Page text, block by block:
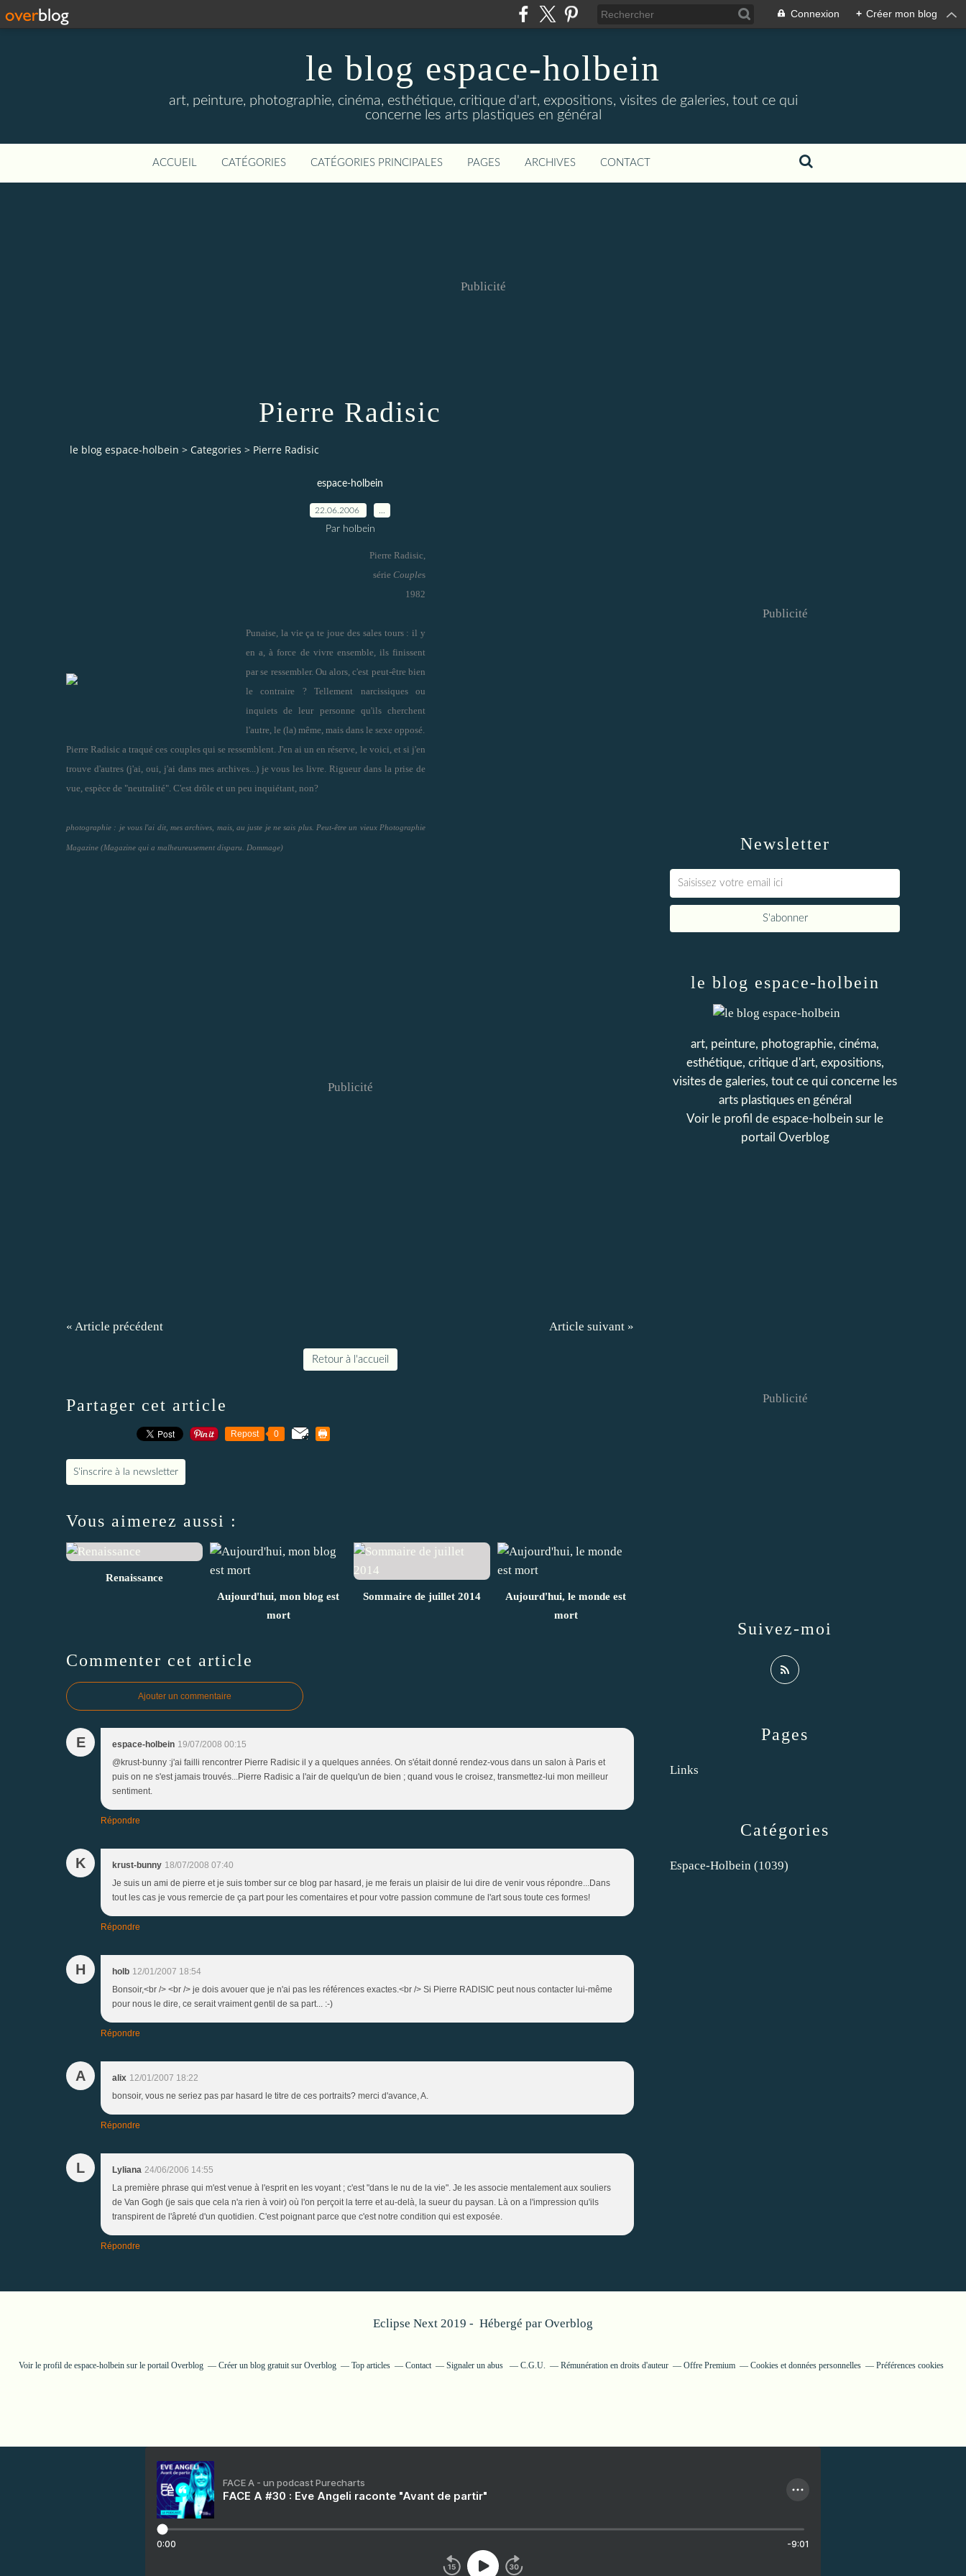
Connexion + Créer mon blog
le blog espace-holbein
art, peinture, photographie, cinéma, esthétique, critique d'art, expositions, visites de galeries, tout ce qui
concerne les arts plastiques en général
ACCUEIL CATÉGORIES CATÉGORIES PRINCIPALES PAGES ARCHIVES CONTACT
Publicité
Pierre Radisic
le blog espace-holbein > Categories > Pierre Radisic
espace-holbein
22.06.2006
Par holbein
Pierre Radisic,
série Couples
1982
Punaise, la vie ça te joue des sales tours : il y
en a, à force de vivre ensemble, ils finissent
par se ressembler. Ou alors, c'est peut-être bien
le contraire ? Tellement narcissiques ou
inquiets de leur personne qu'ils cherchent
l'autre, le (la) même, mais dans le sexe opposé.
Pierre Radisic a traqué ces couples qui se ressemblent. J'en ai un en réserve, le voici, et si j'en
trouve d'autres (j'ai, oui, j'ai dans mes archives...) je vous les livre. Rigueur dans la prise de
vue, espèce de "neutralité". C'est drôle et un peu inquiétant, non?
photographie : je vous l'ai dit, mes archives, mais, au juste je ne sais plus. Peut-être un vieux Photographie
Magazine (Magazine qui a malheureusement disparu. Dommage)
Publicité
« Article précédent Article suivant »
Retour à l'accueil
Partager cet article
Repost 0
S'inscrire à la newsletter
Vous aimerez aussi :
Renaissance
Aujourd'hui, mon blog est
mort
Sommaire de juillet 2014
Aujourd'hui, le monde est
mort
Commenter cet article
Ajouter un commentaire
E espace-holbein 19/07/2008 00:15
@krust-bunny :j'ai failli rencontrer Pierre Radisic il y a quelques années. On s'était donné rendez-vous dans un salon à Paris et
puis on ne s'est jamais trouvés...Pierre Radisic a l'air de quelqu'un de bien ; quand vous le croisez, transmettez-lui mon meilleur
sentiment.
Répondre
K krust-bunny 18/07/2008 07:40
Je suis un ami de pierre et je suis tomber sur ce blog par hasard, je me ferais un plaisir de lui dire de venir vous répondre...Dans
tout les cas je vous remercie de ça part pour les comentaires et pour votre passion commune de l'art sous toute ces formes!
Répondre
H holb 12/01/2007 18:54
Bonsoir,<br /> <br /> je dois avouer que je n'ai pas les références exactes.<br /> Si Pierre RADISIC peut nous contacter lui-même
pour nous le dire, ce serait vraiment gentil de sa part... :-)
Répondre
A alix 12/01/2007 18:22
bonsoir, vous ne seriez pas par hasard le titre de ces portraits? merci d'avance, A.
Répondre
L Lyliana 24/06/2006 14:55
La première phrase qui m'est venue à l'esprit en les voyant ; c'est "dans le nu de la vie". Je les associe mentalement aux souliers
de Van Gogh (je sais que cela n'a rien à voir) où l'on perçoit la terre et au-delà, la sueur du paysan. Là on a l'impression qu'ils
transpirent de l'âpreté d'un quotidien. C'est poignant parce que c'est notre condition qui est exposée.
Répondre
Newsletter
Publicité
Catégories
Espace-Holbein (1039)
Pages
Links
le blog espace-holbein
art, peinture, photographie, cinéma,
esthétique, critique d'art, expositions,
visites de galeries, tout ce qui concerne les
arts plastiques en général
Voir le profil de espace-holbein sur le
portail Overblog
Suivez-moi
Publicité
Eclipse Next 2019 - Hébergé par Overblog
Voir le profil de espace-holbeinsur le portail Overblog Créer un blog gratuit sur Overblog Top articles Contact Signaler un abus C.G.U. Rémunération en droits d'auteur Offre Premium Cookies et données personnelles Préférences cookies
FACE A - un podcast Purecharts
FACE A #30 : Eve Angeli raconte "Avant de partir"
0:00 -9:01